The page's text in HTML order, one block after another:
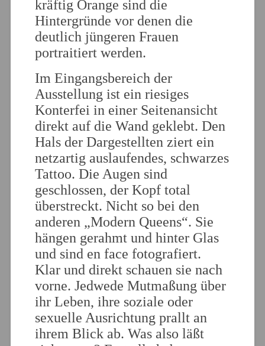
kräftig Orange sind die
Hintergründe vor denen die
deutlich jüngeren Frauen
portraitiert werden.
Im Eingangsbereich der
Ausstellung ist ein riesiges
Konterfei in einer Seitenansicht
direkt auf die Wand geklebt. Den
Hals der Dargestellten ziert ein
netzartig auslaufendes, schwarzes
Tattoo. Die Augen sind
geschlossen, der Kopf total
überstreckt. Nicht so bei den
anderen „Modern Queens“. Sie
hängen gerahmt und hinter Glas
und sind en face fotografiert.
Klar und direkt schauen sie nach
vorne. Jedwede Mutmaßung über
ihr Leben, ihre soziale oder
sexuelle Ausrichtung prallt an
ihrem Blick ab. Was also läßt